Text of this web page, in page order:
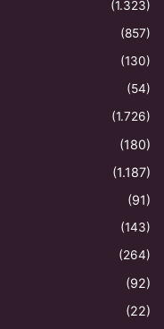
(1.323)
(857)
(130)
(54)
(1.726)
(180)
(1.187)
(91)
(143)
(264)
(92)
(22)